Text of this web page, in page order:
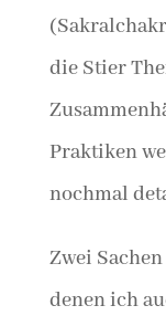
die Stier
Praktiken
nochmal
Zwei
denen ich